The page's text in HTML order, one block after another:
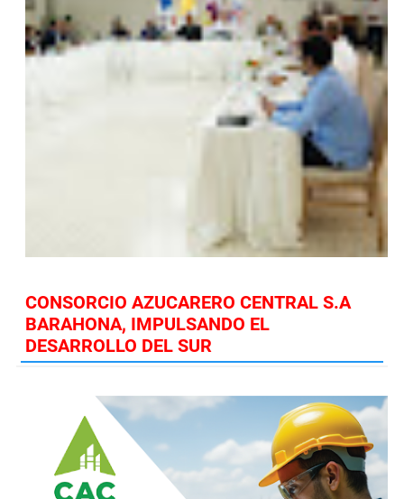
CONSORCIO AZUCARERO CENTRAL S.A
BARAHONA, IMPULSANDO EL
DESARROLLO DEL SUR